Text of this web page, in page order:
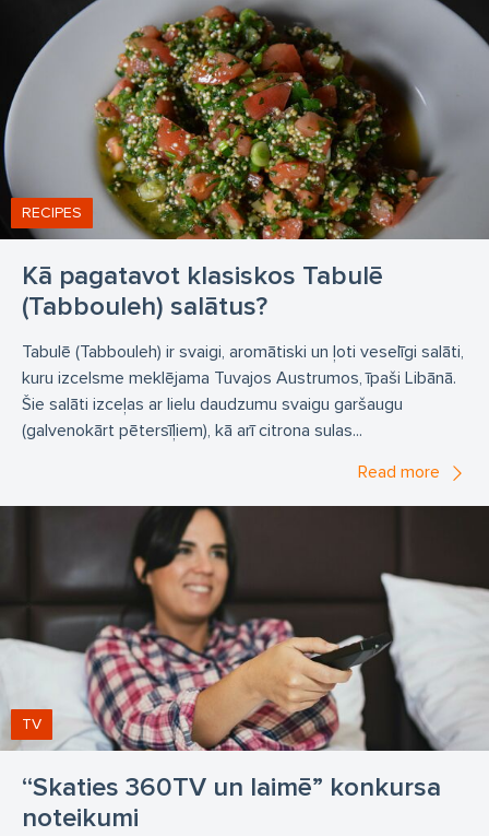
Kā pagatavot klasiskos Tabulē
(Tabbouleh) salātus?
RECIPES
Tabulē (Tabbouleh) ir svaigi, aromātiski un ļoti veselīgi salāti,
kuru izcelsme meklējama Tuvajos Austrumos, īpaši Libānā.
Šie salāti izceļas ar lielu daudzumu svaigu garšaugu
(galvenokārt pētersīļiem), kā arī citrona sulas...
Read more
“Skaties 360TV un laimē” konkursa
noteikumi
TV